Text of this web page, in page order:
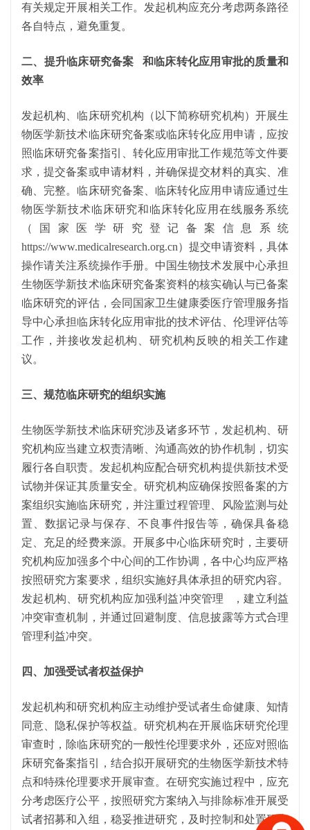
有关规定开展相关工作。发起机构应充分考虑两条路径
各自特点，避免重复。
二、提升临床研究备案
和临床转化应用审批的质量和
效率
发起机构、临床研究机构（以下简称研究机构）开展生
物医学新技术临床研究备案或临床转化应用申请，应按
照临床研究备案指引、转化应用审批工作规范等文件要
求，提交备案或申请材料，并确保提交材料的真实、准
确、完整。临床研究备案、临床转化应用申请应通过生
物医学新技术临床研究和临床转化应用在线服务系统
（国家医学研究登记备案信息系统
https://www.medicalresearch.org.cn）提交申请资料，具体
操作请关注系统操作手册。中国生物技术发展中心承担
生物医学新技术临床研究备案资料的核实确认与已备案
临床研究的评估，会同国家卫生健康委医疗管理服务指
导中心承担临床转化应用审批的技术评估、伦理评估等
工作，并接收发起机构、研究机构反映的相关工作建
议。
三、规范临床研究的组织实施
生物医学新技术临床研究涉及诸多环节，发起机构、研
究机构应当建立权责清晰、沟通高效的协作机制，切实
履行各自职责。发起机构应配合研究机构提供新技术受
试物并保证其质量安全。研究机构应确保按照备案的方
案组织实施临床研究，并注重过程管理、风险监测与处
置、数据记录与保存、不良事件报告等，确保具备稳
定、充足的经费来源。开展多中心临床研究时，主要研
究机构应加强多个中心间的工作协调，各中心均应严格
按照研究方案要求，组织实施好具体承担的研究内容。
发起机构、研究机构应加强利益冲突管理
，建立利益
冲突审查机制，并通过回避制度、信息披露等方式合理
管理利益冲突。
四、加强受试者权益保护
发起机构和研究机构应主动维护受试者生命健康、知情
同意、隐私保护等权益。研究机构在开展临床研究伦理
审查时，除临床研究的一般性伦理要求外，还应对照临
床研究备案指引，结合拟开展研究的生物医学新技术特
点和特殊伦理要求开展审查。在研究实施过程中，应充
分考虑医疗公平，按照研究方案纳入与排除标准开展受
试者招募和入组，稳妥推进研究，及时控制和处置研究